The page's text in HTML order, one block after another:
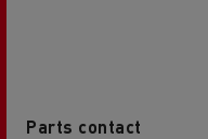
Parts contact